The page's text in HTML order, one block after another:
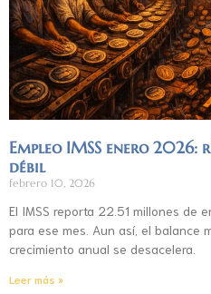
Empleo IMSS enero
débil
febrero 10, 2026
El IMSS reporta 22.51 millones de
para ese mes. Aun así, el balance
crecimiento anual se desacelera.
Leer más »